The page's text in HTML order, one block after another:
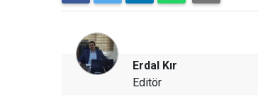
Erdal Kır
Editör